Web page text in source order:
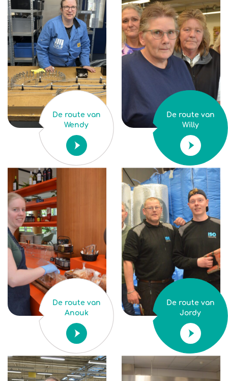
De route van
Wendy
De route van
Willy
De route van
Anouk
De route van
Jordy